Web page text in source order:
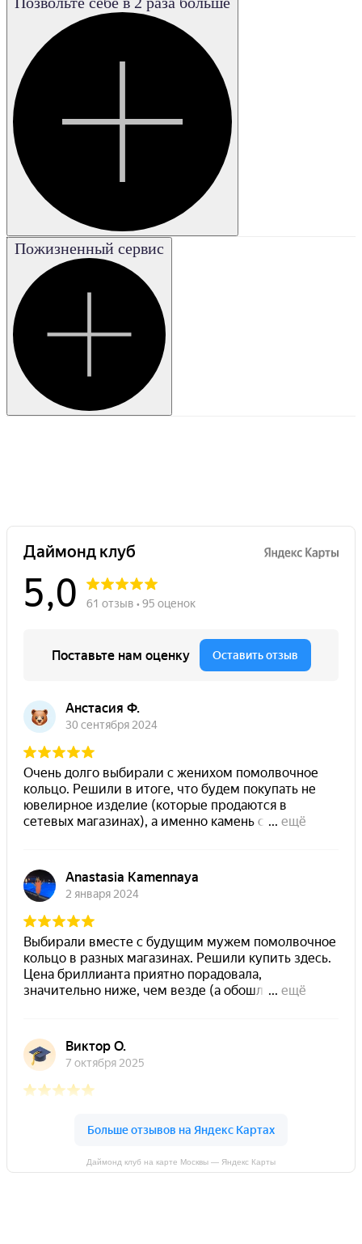
Poor
Плохая
Good
Хорошая
Excellent
Отличная
Fair
Удовле-
творительная
Very good
Пожизненный сервис
Даймонд клуб на карте Москвы — Яндекс Карты